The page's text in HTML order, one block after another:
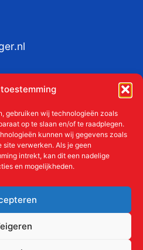
gebruiken wij technologieën zoals
op te slaan en/of te raadplegen.
kunnen wij gegevens zoals
site verwerken. Als je geen
intrekt, kan dit een nadelige
en mogelijkheden.